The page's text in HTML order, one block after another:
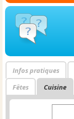
Infos pratiques
Fêtes
Cuisine